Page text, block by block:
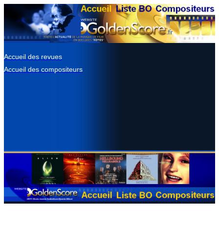
Accueil des revues
Accueil des compositeurs